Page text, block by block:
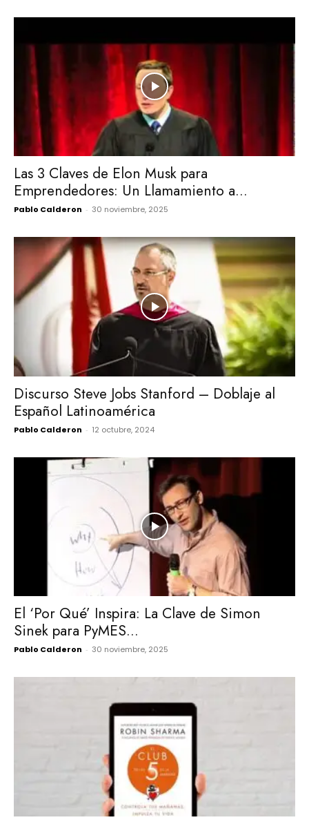
Las 3 Claves de Elon Musk para
Emprendedores: Un Llamamiento a...
Pablo Calderon - 30 noviembre, 2025
Discurso Steve Jobs Stanford – Doblaje al
Español Latinoamérica
Pablo Calderon - 12 octubre, 2024
El ‘Por Qué’ Inspira: La Clave de Simon
Sinek para PyMES...
Pablo Calderon - 30 noviembre, 2025